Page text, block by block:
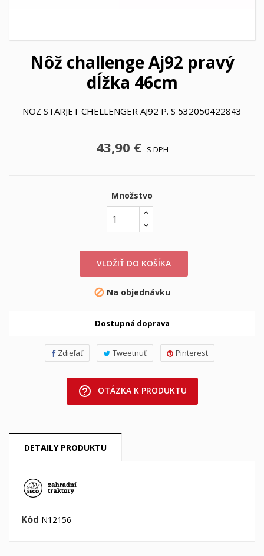
Nôž challenge Aj92 pravý
dĺžka 46cm
NOZ STARJET CHELLENGER AJ92 P. S 532050422843
43,90 € S DPH
Množstvo
VLOŽIŤ DO KOŠÍKA
 Na objednávku
Dostupná doprava
Zdieľať Tweetnuť Pinterest
help_outline OTÁZKA K PRODUKTU
DETAILY PRODUKTU
Kód N12156